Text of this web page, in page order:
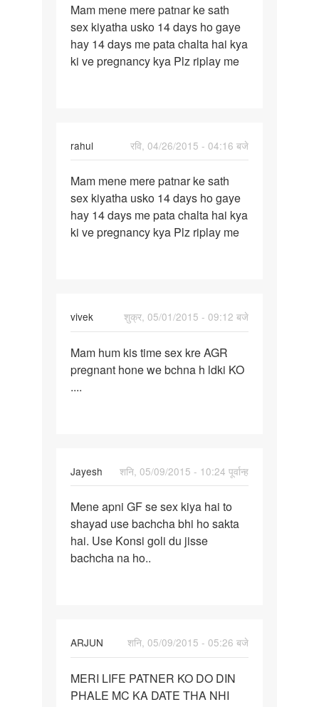
Mam
mene
mere
patnar
Mam mene mere patnar ke sath
sex kiyatha usko 14 days ho gaye
hay 14 days me pata chalta hai kya
ki ve pregnancy kya Plz riplay me
rahul
रवि, 04/26/2015 - 04:16 बजे
Mam
mene
mere
patnar
Mam mene mere patnar ke sath
sex kiyatha usko 14 days ho gaye
hay 14 days me pata chalta hai kya
ki ve pregnancy kya Plz riplay me
vivek
शुक्र, 05/01/2015 - 09:12 बजे
Mam
hum
Mam hum kis time sex kre AGR
pregnant hone we bchna h ldki KO
....
Jayesh
शनि, 05/09/2015 - 10:24 पूर्वान्ह
Mene
apni
GF
se
Mene apni GF se sex kiya hai to
shayad use bachcha bhi ho sakta
hai. Use Konsi goli du jisse
bachcha na ho..
ARJUN
शनि, 05/09/2015 - 05:26 बजे
MERI
LIFE
MERI LIFE PATNER KO DO DIN
PHALE MC KA DATE THA NHI